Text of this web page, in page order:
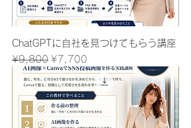
ChatGPTに自社を見つけてもらう講座
Regular Price
¥9,800 Sale Price
¥7,700